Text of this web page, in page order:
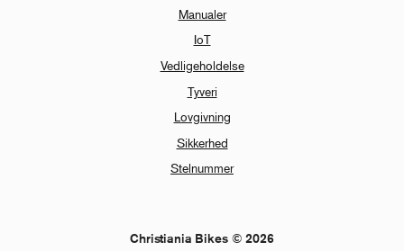
Manualer
IoT
Vedligeholdelse
Tyveri
Lovgivning
Sikkerhed
Stelnummer
Christiania Bikes © 2026